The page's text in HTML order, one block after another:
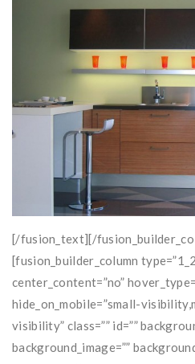
[/fusion_text][/
[fusion_builder_column
center_content=”no”
hide_on_mobile=”small-
visibility” class=”” id=””
background_image=””